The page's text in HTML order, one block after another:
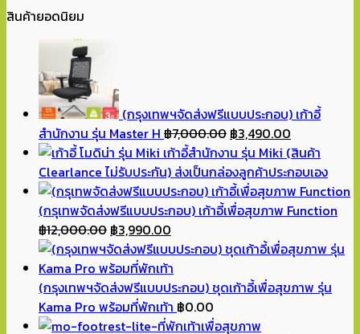
สินค้ายอดนิยม
(กรุงเทพฯจัดส่งฟรีแบบประกอบ) เก้าอี้
สำนักงาน รุ่น Master H ฿7,000.00 Original
price
was:
฿7,000.00.
฿3,490.00
price
is:
฿3,490.00.
เก้าอี้สำนักงาน รุ่น Miki (สินค้า
Clearlance ไม่รับประกัน) ส่งเป็นกล่องลูกค้าประกอบเอง
(กรุเทพจัดส่งฟรีแบบประกอบ) เก้าอี้เพื่อสุขภาพ Function
฿12,000.00 Original
price
was:
฿12,000.00.
฿3,990.00
price
is:
฿3,990.00.
(กรุงเทพฯจัดส่งฟรีแบบประกอบ) ชุดเก้าอี้เพื่อสุขภาพ รุ่น
Kama Pro พร้อมที่พักเท้า ฿0.00